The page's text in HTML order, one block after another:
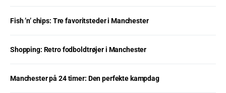
Fish ’n’ chips: Tre favoritsteder i Manchester
Shopping: Retro fodboldtrøjer i Manchester
Manchester på 24 timer: Den perfekte kampdag